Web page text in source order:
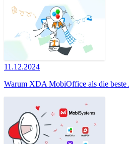
11.12.2024
Warum XDA MobiOffice als die